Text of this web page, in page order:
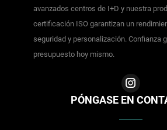
avanzados centros de I+D y nuestra
certificación ISO garantizan un
seguridad y personalización. Confianza
presupuesto hoy mismo.
PÓNGASE EN